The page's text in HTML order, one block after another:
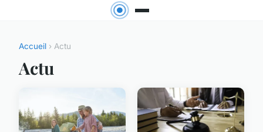
Accueil › Actu
Actu